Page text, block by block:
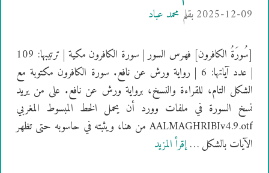
2025-12-09بقلم محمد عباد
[سُورَةُ الكافرون] فهرس السور | سورة الكافرون مكية | ترتيبها: 109
| عدد آياتها: 6 | رواية ورش عن نافع. سورة الكافرون مكتوبة مع
الشكل التام، للقراءة والنسخ، برواية ورش عن نافع. على من يريد
نسخ السورة في ملفات وورد أن يحمل الخط المبسوط المغربي
AALMAGHRIBIv4.9.otf من هنا، ويثبته في حاسوبه حتى تظهر
الآيات بالشكل …إقرأ المزيد